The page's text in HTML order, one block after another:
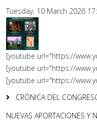
Tuesday, 10 March 2026
[youtube url="https://
[youtube url="https://
[youtube url="https://
CRÓNICA DEL
NUEVAS APORTACIONES Y